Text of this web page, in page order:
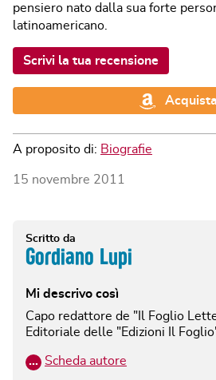
pensiero nato dalla sua forte
latinoamericano.
Scrivi la tua recensione
Acquista
A proposito di: Biografie
15 novembre 2011
Scritto da
Gordiano Lupi
Mi descrivo così
Capo redattore de "Il Foglio
Editoriale delle "Edizioni Il
… Scheda autore